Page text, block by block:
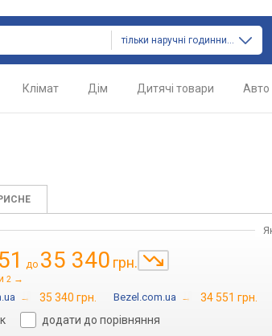
тільки наручні годинники
Клімат Дім Дитячі товари Авто
до 35 340 грн.
2 →
→ 35 340 грн. Bezel.com.ua →
34 551 грн.
додати до порівняння